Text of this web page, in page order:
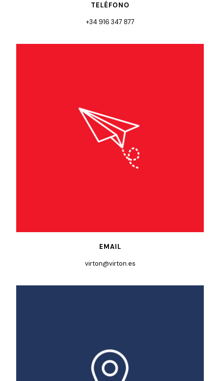
TELÉFONO
+34 916 347 877
EMAIL
virton@virton.es